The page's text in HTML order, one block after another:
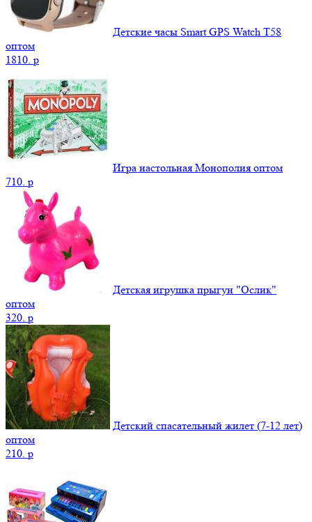
Детские часы Smart GPS Watch T58
оптом
1810. p
Игра настольная Монополия оптом
710. p
Детская игрушка прыгун "Ослик"
оптом
320. p
Детский спасательный жилет (7-12 лет)
оптом
210. p